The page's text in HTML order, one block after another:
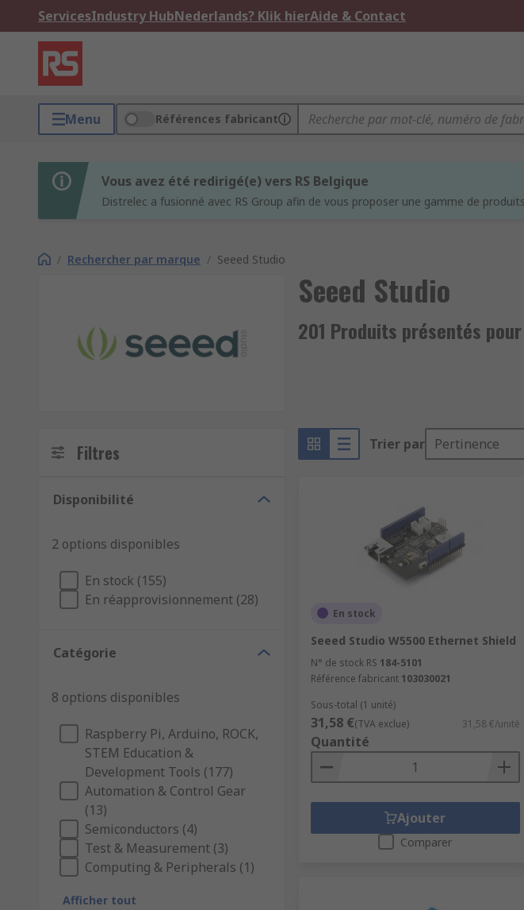
ServicesIndustry HubNederlands? Klik hierAide & Contact
Menu Références fabricant
Vous avez été redirigé(e) vers RS Belgique
Distrelec a fusionné avec RS Group afin de vous proposer une gamme de
/ Rechercher par marque / Seeed Studio
Seeed Studio
201 Produits présentés
Filtres
Disponibilité
2 options disponibles
En stock (155)
En réapprovisionnement (28)
Catégorie
8 options disponibles
Raspberry Pi, Arduino, ROCK,
STEM Education &
Development Tools (177)
Automation & Control Gear
(13)
Semiconductors (4)
Test & Measurement (3)
Computing & Peripherals (1)
Afficher tout
Trier par Pertinence
En stock
Seeed Studio W5500 Ethernet Shield
N° de stock RS 184-5101
Référence fabricant 103030021
Sous-total (1 unité)
31,58 €(TVA exclue) 31,58 €/unité
Quantité
Ajouter
Comparer